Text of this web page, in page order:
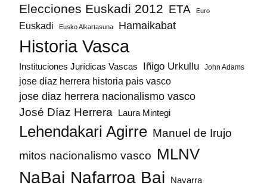
Elecciones Euskadi 2012 ETA Euro
Euskadi Eusko Alkartasuna Hamaikabat
Historia Vasca
Instituciones Jurídicas Vascas Iñigo Urkullu John Adams
jose diaz herrera historia pais vasco
jose diaz herrera nacionalismo vasco
José Díaz Herrera Laura Mintegi
Lehendakari Agirre Manuel de Irujo
mitos nacionalismo vasco MLNV
NaBai Nafarroa Bai Navarra